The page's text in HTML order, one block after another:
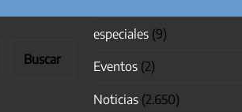
Buscar
especiales(9)
Eventos(2)
Noticias(2.650)